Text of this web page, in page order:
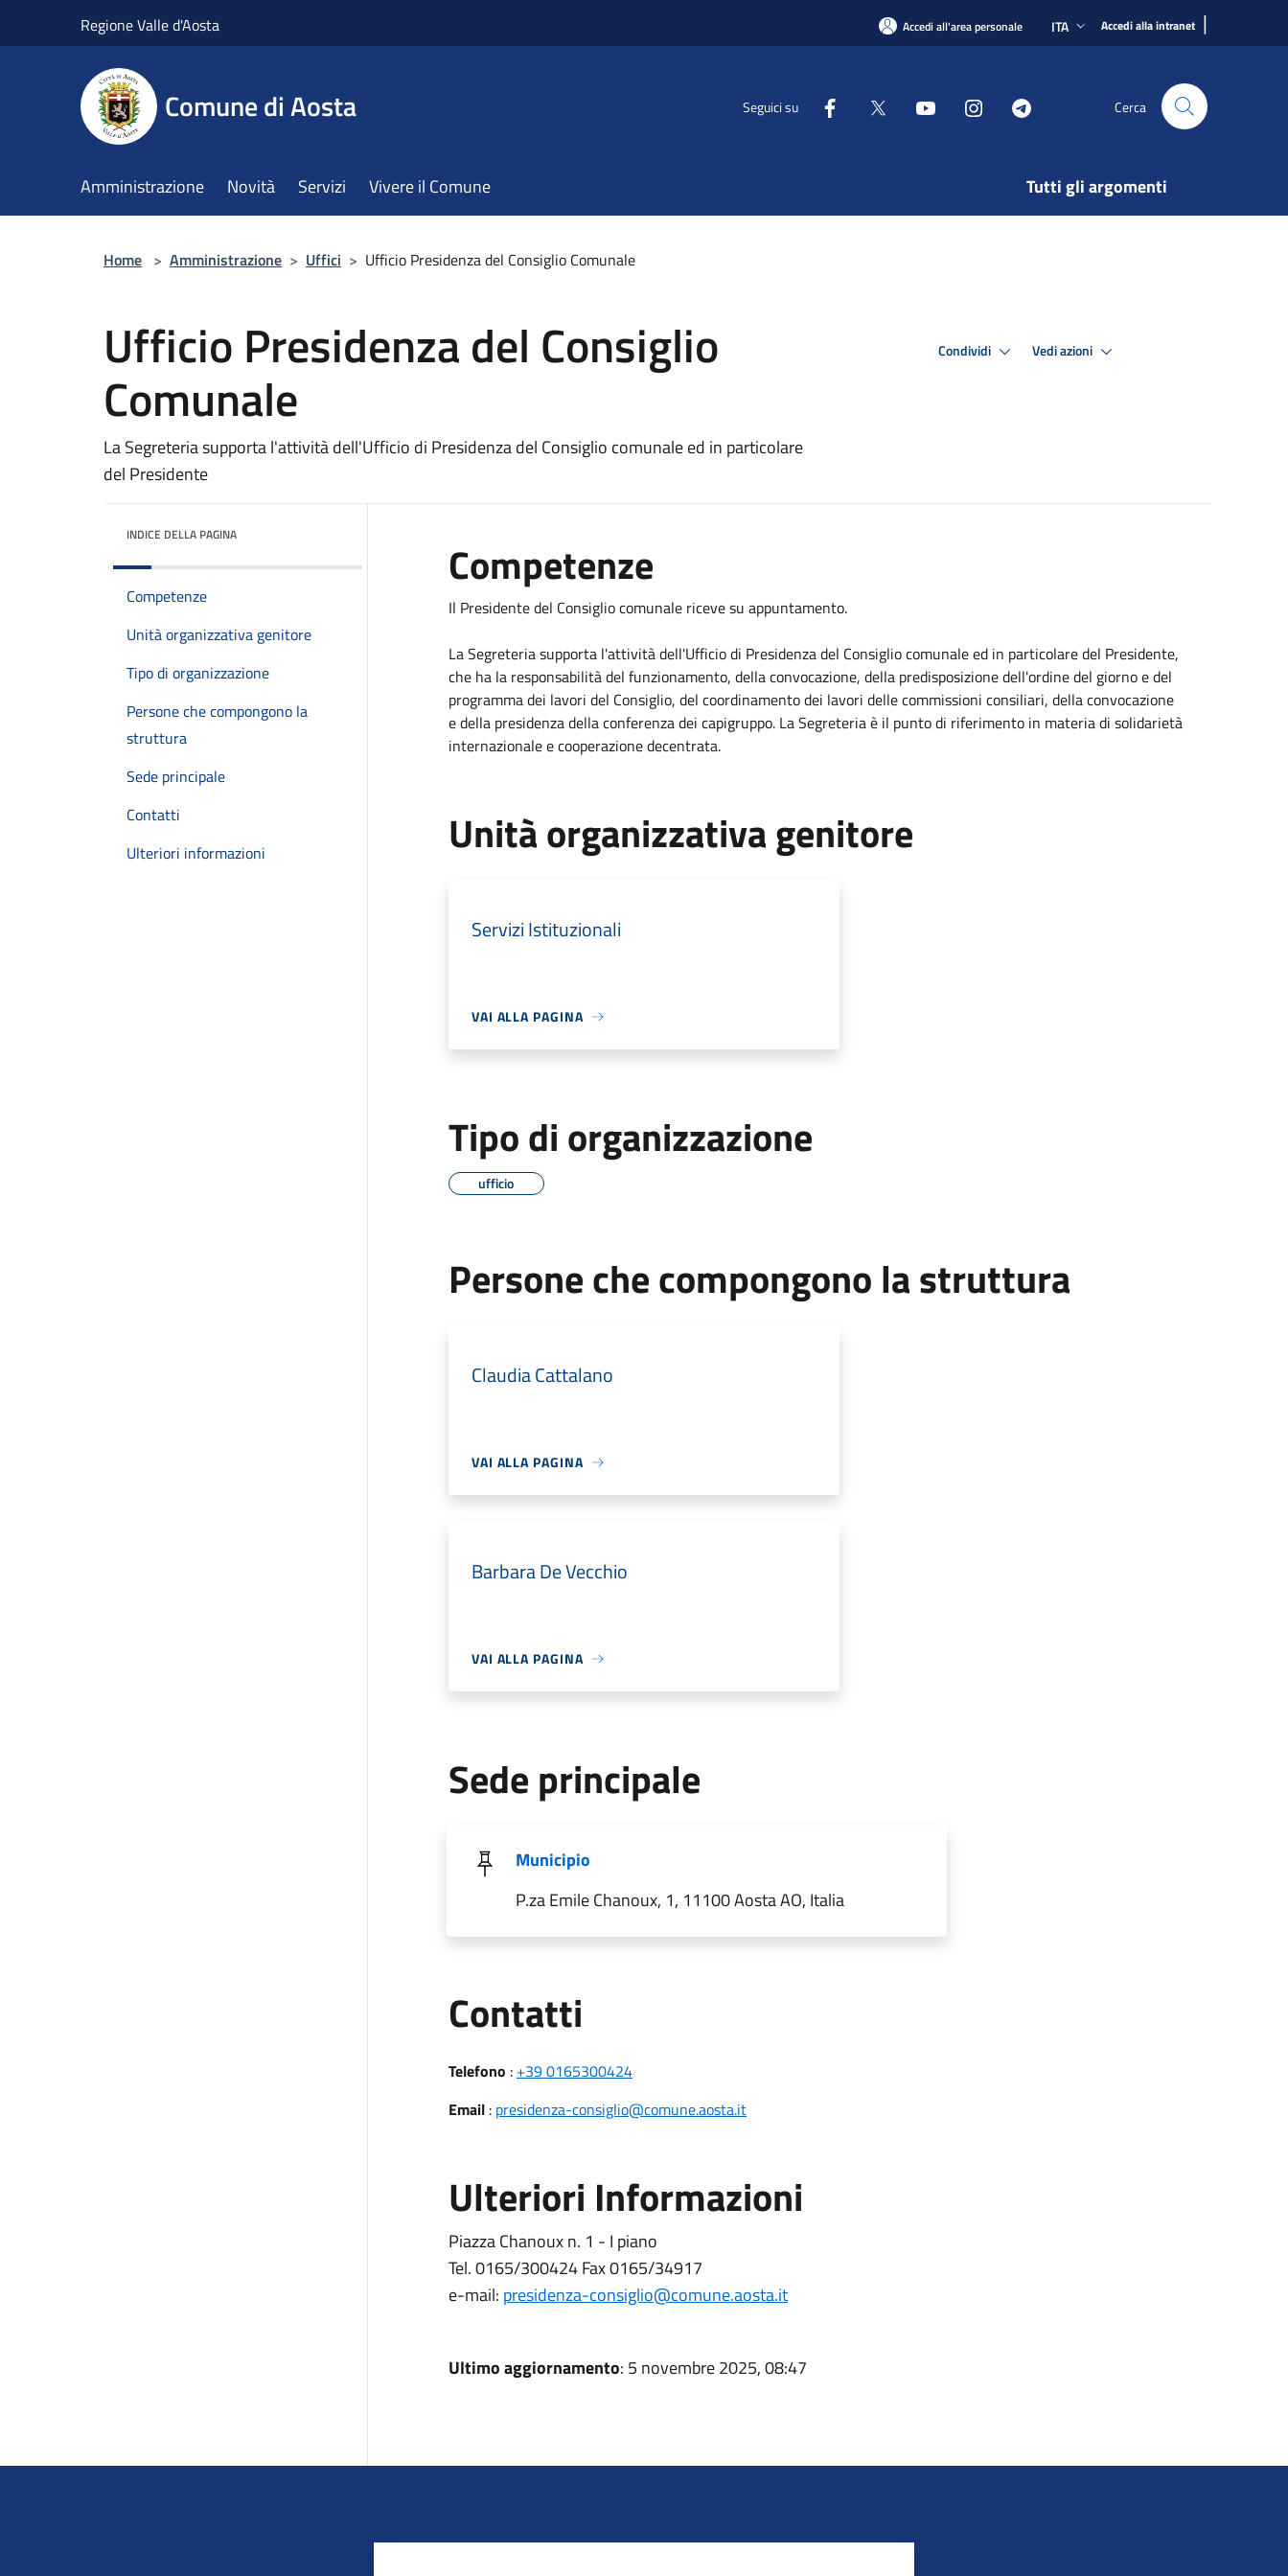
Regione Valle d'Aosta Accedi all'area personale ITA Accedi alla intranet |
Comune di Aosta Seguici su Cerca
Amministrazione Novità Servizi Vivere il Comune Tutti gli argomenti
Home > Amministrazione > Uffici > Ufficio Presidenza del Consiglio Comunale
Ufficio Presidenza del Consiglio
Comunale
La Segreteria supporta l'attività dell'Ufficio di Presidenza del Consiglio comunale ed in particolare
del Presidente
Condividi Vedi azioni
INDICE DELLA PAGINA
Competenze
Unità organizzativa genitore
Tipo di organizzazione
Persone che compongono la
struttura
Sede principale
Contatti
Ulteriori informazioni
Competenze
Il Presidente del Consiglio comunale riceve su appuntamento.
La Segreteria supporta l'attività dell'Ufficio di Presidenza del Consiglio comunale ed in particolare del Presidente,
che ha la responsabilità del funzionamento, della convocazione, della predisposizione dell'ordine del giorno e del
programma dei lavori del Consiglio, del coordinamento dei lavori delle commissioni consiliari, della convocazione
e della presidenza della conferenza dei capigruppo. La Segreteria è il punto di riferimento in materia di solidarietà
internazionale e cooperazione decentrata.
Unità organizzativa genitore
Servizi Istituzionali
VAI ALLA PAGINA
Tipo di organizzazione
ufficio
Persone che compongono la struttura
Claudia Cattalano
VAI ALLA PAGINA
Barbara De Vecchio
VAI ALLA PAGINA
Sede principale
Municipio
P.za Emile Chanoux, 1, 11100 Aosta AO, Italia
Contatti
Telefono : +39 0165300424
Email: presidenza-consiglio@comune.aosta.it
Ulteriori Informazioni
Piazza Chanoux n. 1 - I piano
Tel. 0165/300424 Fax 0165/34917
e-mail: presidenza-consiglio@comune.aosta.it
Ultimo aggiornamento: 5 novembre 2025, 08:47